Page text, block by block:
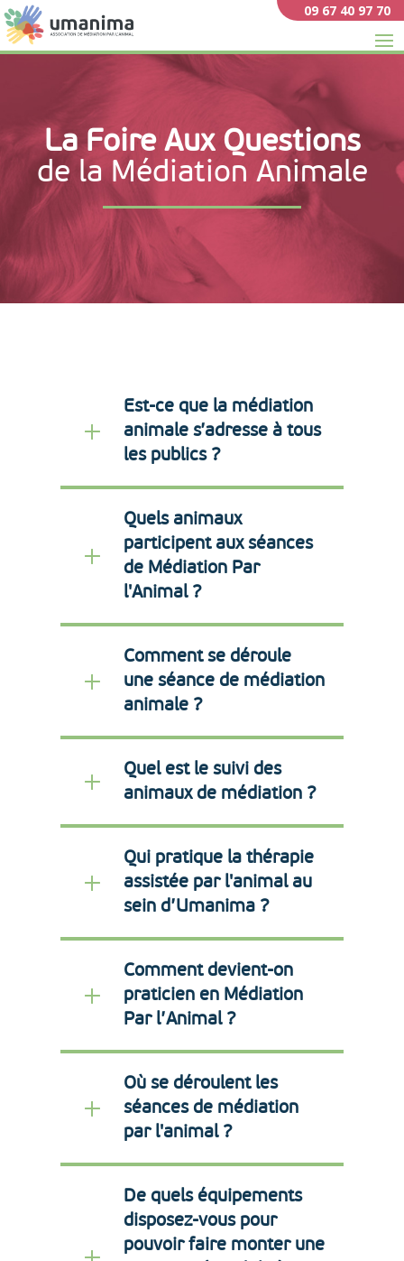
09 67 40 97 70
La Foire Aux Questions
de la Médiation Animale
Est-ce que la médiation
animale s’adresse à tous
les publics ?
Quels animaux
participent aux séances
de Médiation Par
l'Animal ?
Comment se déroule
une séance de médiation
animale ?
Quel est le suivi des
animaux de médiation ?
Qui pratique la thérapie
assistée par l'animal au
sein d’Umanima ?
Comment devient-on
praticien en Médiation
Par l’Animal ?
Où se déroulent les
séances de médiation
par l'animal ?
De quels équipements
disposez-vous pour
pouvoir faire monter une